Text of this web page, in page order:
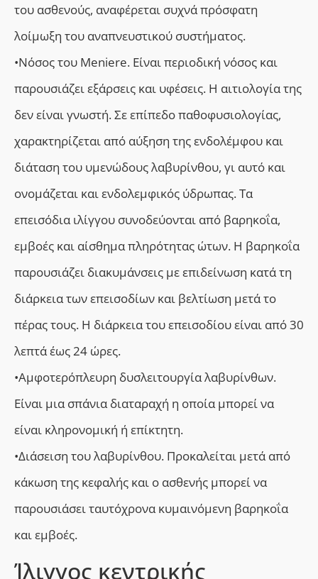
του ασθενούς, αναφέρεται συχνά πρόσφατη
λοίμωξη του αναπνευστικού συστήματος.
•Νόσος του Meniere. Είναι περιοδική νόσος και
παρουσιάζει εξάρσεις και υφέσεις. Η αιτιολογία της
δεν είναι γνωστή. Σε επίπεδο παθοφυσιολογίας,
χαρακτηρίζεται από αύξηση της ενδολέμφου και
διάταση του υμενώδους λαβυρίνθου, γι αυτό και
ονομάζεται και ενδολεμφικός ύδρωπας. Τα
επεισόδια ιλίγγου συνοδεύονται από βαρηκοΐα,
εμβοές και αίσθημα πληρότητας ώτων. Η βαρηκοΐα
παρουσιάζει διακυμάνσεις με επιδείνωση κατά τη
διάρκεια των επεισοδίων και βελτίωση μετά το
πέρας τους. Η διάρκεια του επεισοδίου είναι από 30
λεπτά έως 24 ώρες.
•Αμφοτερόπλευρη δυσλειτουργία λαβυρίνθων.
Είναι μια σπάνια διαταραχή η οποία μπορεί να
είναι κληρονομική ή επίκτητη.
•Διάσειση του λαβυρίνθου. Προκαλείται μετά από
κάκωση της κεφαλής και ο ασθενής μπορεί να
παρουσιάσει ταυτόχρονα κυμαινόμενη βαρηκοΐα
και εμβοές.
Ίλιγγος κεντρικής